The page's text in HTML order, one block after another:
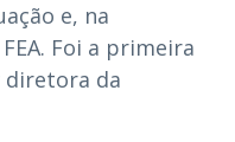
e, na
Foi a primeira
diretora da